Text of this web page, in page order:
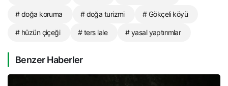
# doğa koruma # doğa turizmi # Gökçeli köyü
# hüzün çiçeği # ters lale # yasal yaptırımlar
Benzer Haberler